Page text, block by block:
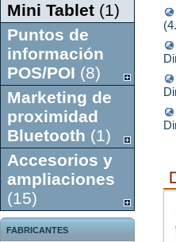
Mini Tablet (1)
Puntos de
información
POS/POI (8)
Marketing de
proximidad
Bluetooth (1)
Accesorios y
ampliaciones
(15)
FABRICANTES